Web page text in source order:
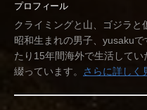
プロフィール
クライミングと山、ゴジラと
昭和生まれの男子、yusaku
たり15年間海外で生活して
綴っています。
さらに詳しく